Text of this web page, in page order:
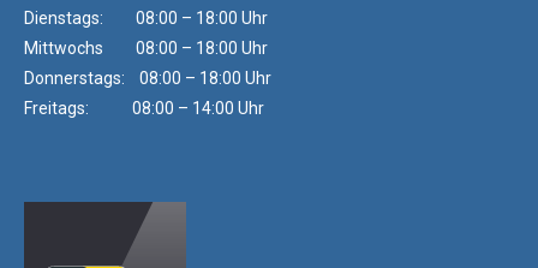
Dienstags: 08:00 – 18:00 Uhr
Mittwochs 08:00 – 18:00 Uhr
Donnerstags: 08:00 – 18:00 Uhr
Freitags: 08:00 – 14:00 Uhr